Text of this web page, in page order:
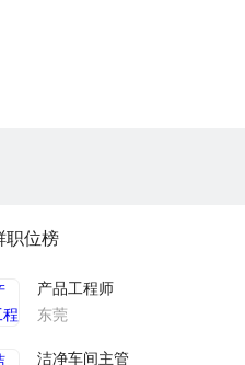
职位榜
产品工程师
东莞
洁净车间主管